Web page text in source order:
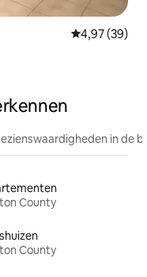
Gemiddelde
4,97 (39)
in de
County
County